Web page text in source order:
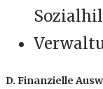
D. Finanzielle